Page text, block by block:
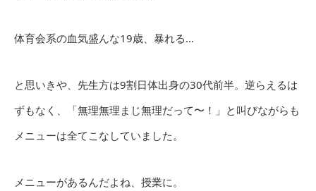
体育会系の血気盛んな19歳、暴れる…
と思いきや、先生方は9割日体出身の30代前半。逆らえるは
ずもなく、「無理無理まじ無理だって〜！」と叫びながらも
メニューは全てこなしていました。
メニューがあるんだよね、授業に。